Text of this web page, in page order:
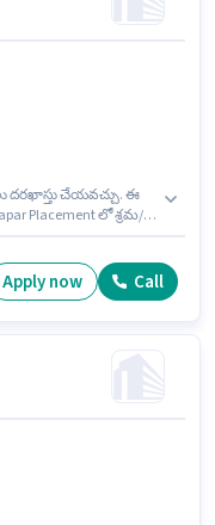
దరఖాస్తు చేయవచ్చు. ఈ
Placement లో శ్రమ/
ఇందులో DAY shift
Apply now Call